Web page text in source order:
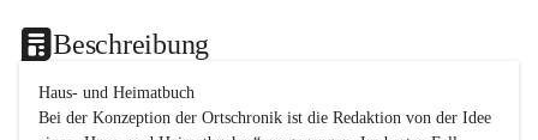
Beschreibung
Haus- und Heimatbuch
Bei der Konzeption der Ortschronik ist die Redaktion von der Idee